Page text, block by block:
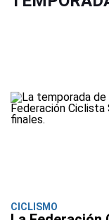
CICLISMO